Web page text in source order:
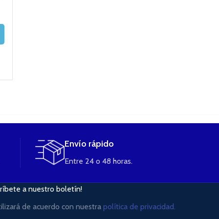
Envío rápido
Entre 24 o 48 horas.
a nuestro boletín!
de acuerdo con nuestra política de privacidad.